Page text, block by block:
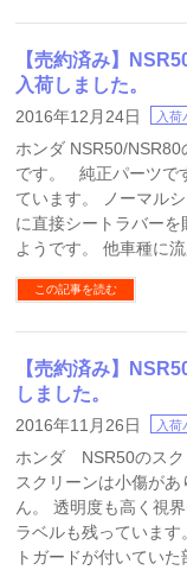
【売約済み】
入荷しました。
2016年12月24日 入荷
ホンダ NSR50/
です。 純正パーツで
ています。 ノーマル
に直接シートラバー
ようです。 他車種に
この記事を読む
【売約済み】
しました。
2016年11月26日 入荷
ホンダ NSR50のスク
スクリーンは小傷が
ん。 透明度も高く視
ラベルも残っていま
トガードが付いてい